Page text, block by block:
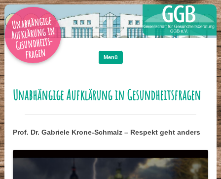
Unabhängige
Aufklärung in
Gesundheits-
fragen Menü
Unabhängige Aufklärung in Gesundheitsfragen
Prof. Dr. Gabriele Krone-Schmalz – Respekt geht anders